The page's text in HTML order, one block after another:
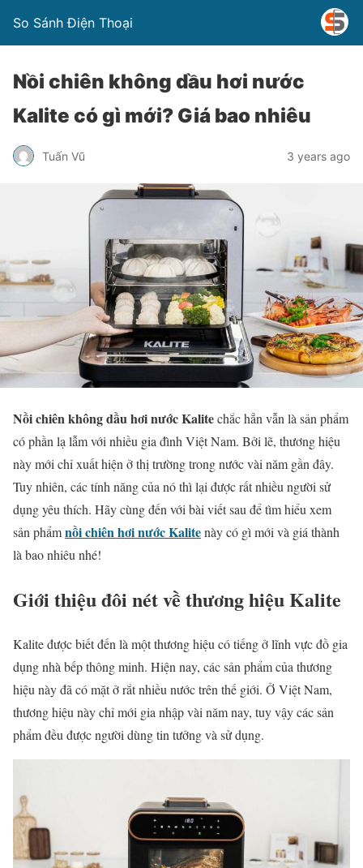
So Sánh Điện Thoại
Nồi chiên không dầu hơi nước
Kalite có gì mới? Giá bao nhiêu
Tuấn Vũ 3 years ago
Nồi chiên không dầu hơi nước Kalitechắc hẳn vẫn là sản phẩm
có phần lạ lẫm với nhiều gia đình Việt Nam. Bởi lẽ, thương hiệu
này mới chỉ xuất hiện ở thị trường trong nước vài năm gần đây.
Tuy nhiên, các tính năng của nó thì lại được rất nhiều người sử
dụng yêu thích. Hãy cùng đến với bài viết sau để tìm hiểu xem
sản phẩmnồi chiên hơi nước Kalitenày có gì mới và giá thành
là bao nhiêu nhé!
Giới thiệu đôi nét về thương hiệu Kalite
Kalite được biết đến là một thương hiệu có tiếng ở lĩnh vực đồ gia
dụng nhà bếp thông minh. Hiện nay, các sản phẩm của thương
hiệu này đã có mặt ở rắt nhiều nước trên thế giới. Ở Việt Nam,
thương hiệu này chỉ mới gia nhập vài năm nay, tuy vậy các sản
phẩm đều được người dùng tin tưởng và sử dụng.